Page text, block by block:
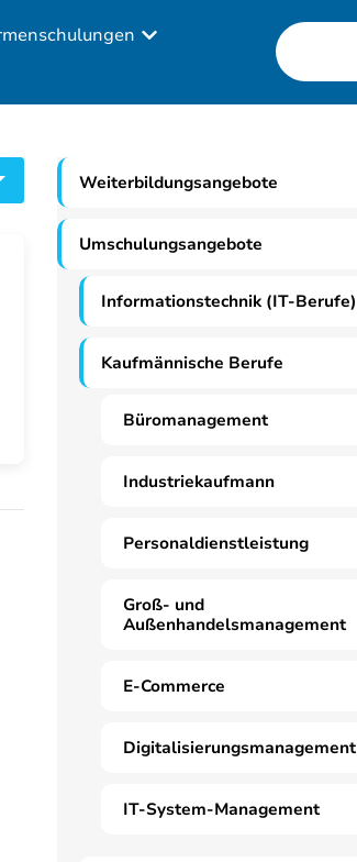
Weiterbildungsangebote
Umschulungsangebote
Informationstechnik (IT-Berufe)
Kaufmännische Berufe
Büromanagement
Industriekaufmann
Personaldienstleistung
Groß- und
Außenhandelsmanagement
E-Commerce
Digitalisierungsmanagement
IT-System-Management